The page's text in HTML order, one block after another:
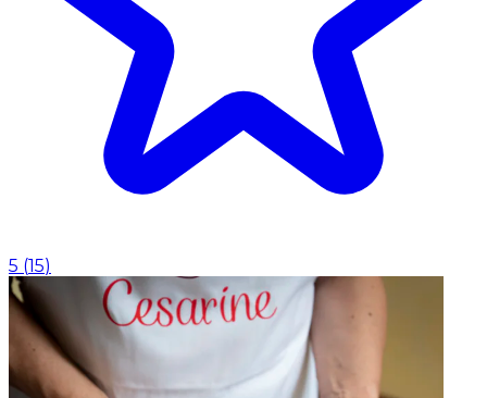
5 (15)